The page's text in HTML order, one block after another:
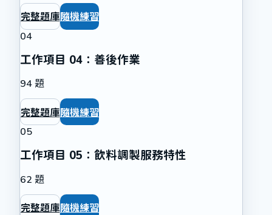
完整題庫隨機練習
04
工作項目 04：善後作業
94 題
完整題庫隨機練習
05
工作項目 05：飲料調製服務特性
62 題
完整題庫隨機練習